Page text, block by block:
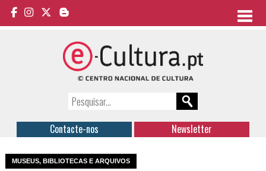
Contacte-nos Newsletter
MUSEUS, BIBLIOTECAS E ARQUIVOS